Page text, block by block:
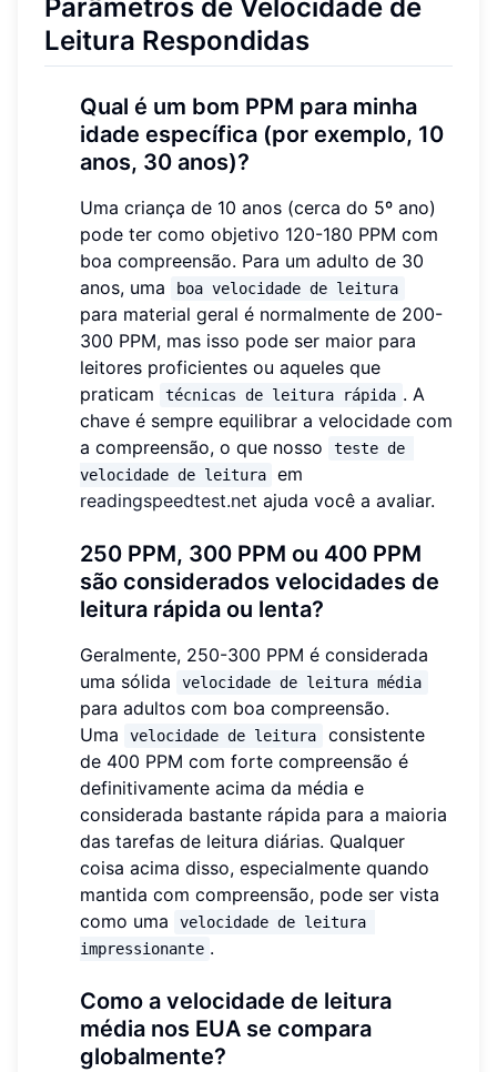
Parâmetros de Velocidade de
Leitura Respondidas
Qual é um bom PPM para minha
idade específica (por exemplo, 10
anos, 30 anos)?
Uma criança de 10 anos (cerca do 5º ano)
pode ter como objetivo 120-180 PPM com
boa compreensão. Para um adulto de 30
anos, uma
boa velocidade de leitura
para material geral é normalmente de 200-
300 PPM, mas isso pode ser maior para
leitores proficientes ou aqueles que
praticam
técnicas de leitura rápida . A
chave é sempre equilibrar a velocidade com
a compreensão, o que nosso
teste de
velocidade de leitura
em
readingspeedtest.net ajuda você a avaliar.
250 PPM, 300 PPM ou 400 PPM
são considerados velocidades de
leitura rápida ou lenta?
Geralmente, 250-300 PPM é considerada
uma sólida
velocidade de leitura média
para adultos com boa compreensão.
Uma
velocidade de leitura
consistente
de 400 PPM com forte compreensão é
definitivamente acima da média e
considerada bastante rápida para a maioria
das tarefas de leitura diárias. Qualquer
coisa acima disso, especialmente quando
mantida com compreensão, pode ser vista
como uma
velocidade de leitura
impressionante .
Como a velocidade de leitura
média nos EUA se compara
globalmente?